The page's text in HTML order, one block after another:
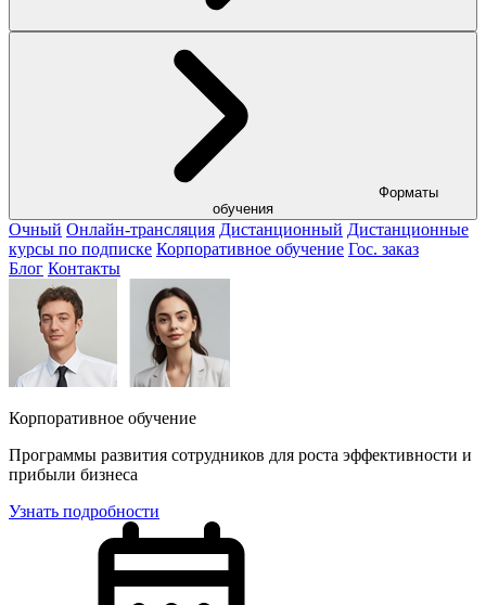
обучения
Очный Онлайн-трансляция Дистанционный Дистанционные
курсы по подписке Корпоративное обучение Гос. заказ
Блог Контакты
Корпоративное обучение
Программы развития сотрудников для роста эффективности и
прибыли бизнеса
Узнать подробности